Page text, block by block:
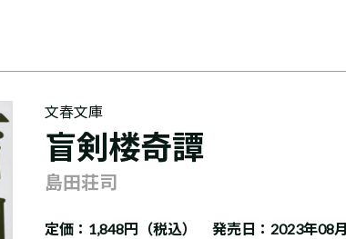
文春文庫
盲剣楼奇譚
島田荘司
定価： 1,848円（税込） 発売日：2023年08